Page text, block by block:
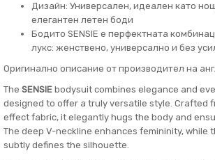
Дизайн: Универсален, идеален като
елегантен летен боди
Бодито SENSIE е перфектната
лукс: женствено, универсално и без
Оригинално описание от производител на
The SENSIE bodysuit combines elegance and
designed to offer a truly versatile style. Crafted
effect fabric, it elegantly hugs the body and
The deep V-neckline enhances femininity, while
subtly defines the silhouette.